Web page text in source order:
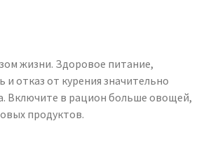
жизни. Здоровое питание,
и отказ от курения значительно
Включите в рацион больше овощей,
продуктов.